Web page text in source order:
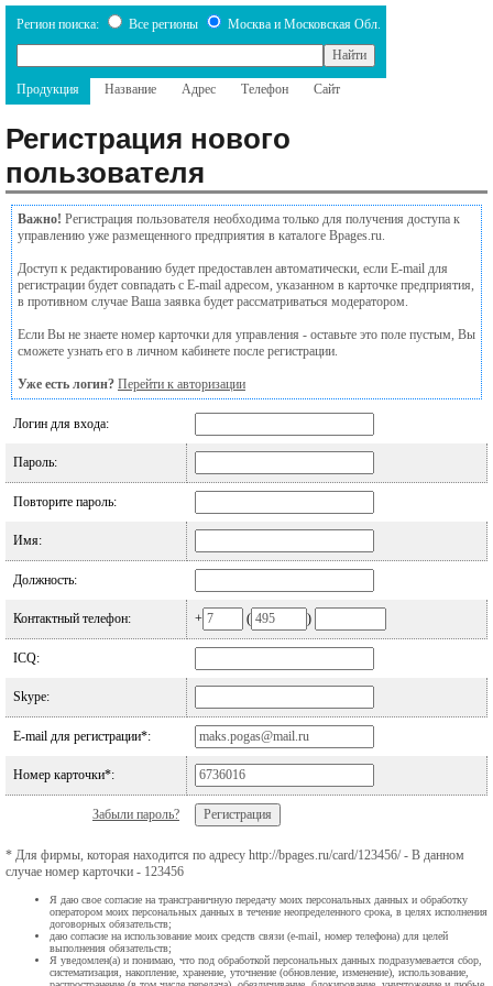
Регион поиска: Все регионы Москва и Московская Обл.
Продукция Название Адрес Телефон Сайт
Регистрация нового
пользователя
Важно! Регистрация пользователя необходима только для получения доступа к
управлению уже размещенного предприятия в каталоге Bpages.ru.
Доступ к редактированию будет предоставлен автоматически, если E-mail для
регистрации будет совпадать с E-mail адресом, указанном в карточке предприятия,
в противном случае Ваша заявка будет рассматриваться модератором.
Если Вы не знаете номер карточки для управления - оставьте это поле пустым, Вы
сможете узнать его в личном кабинете после регистрации.
Уже есть логин? Перейти к авторизации
Логин для входа:
Пароль:
Повторите пароль:
Имя:
Должность:
Контактный телефон: + ( )
ICQ:
Skype:
E-mail для регистрации*:
Номер карточки*:
Забыли пароль?
* Для фирмы, которая находится по адресу http://bpages.ru/card/123456/ - В данном
случае номер карточки - 123456
Я даю свое согласие на трансграничную передачу моих персональных данных и обработку
оператором моих персональных данных в течение неопределенного срока, в целях исполнения
договорных обязательств;
даю согласие на использование моих средств связи (e-mail, номер телефона) для целей
выполнения обязательств;
Я уведомлен(а) и понимаю, что под обработкой персональных данных подразумевается сбор,
систематизация, накопление, хранение, уточнение (обновление, изменение), использование,